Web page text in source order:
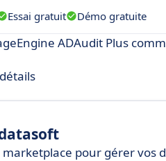
Essai gratuit Démo gratuite
ADAudit Plus
marketplace pour gérer vos